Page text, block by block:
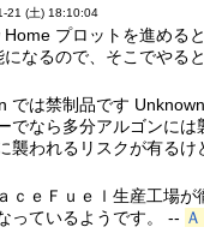
21 (土) 18:10:04
Home プロットを進める
になるので、そこでやる
では禁制品です
でなら多分アルゴンには
襲われるリスクが有る
ｃｅＦｕｅｌ生産工場が
っているようです。 --